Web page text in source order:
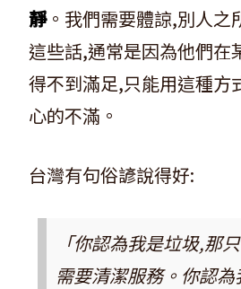
靜。我們需要體諒,別人之
這些話,通常是因為他們在
得不到滿足,只能用這種方
心的不滿。
台灣有句俗諺說得好:
「你認為我是垃圾,那
需要清潔服務。你認為